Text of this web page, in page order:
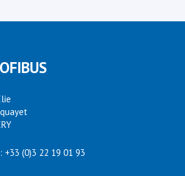
+33 (0)3 22 19 01 93